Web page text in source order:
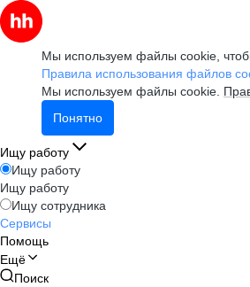
Мы используем файлы cookie,
Правила использования файлов
Мы используем файлы cookie.
Понятно
Ищу работу
Ищу работу
Ищу работу
Ищу сотрудника
Сервисы
Помощь
Ещё
Поиск